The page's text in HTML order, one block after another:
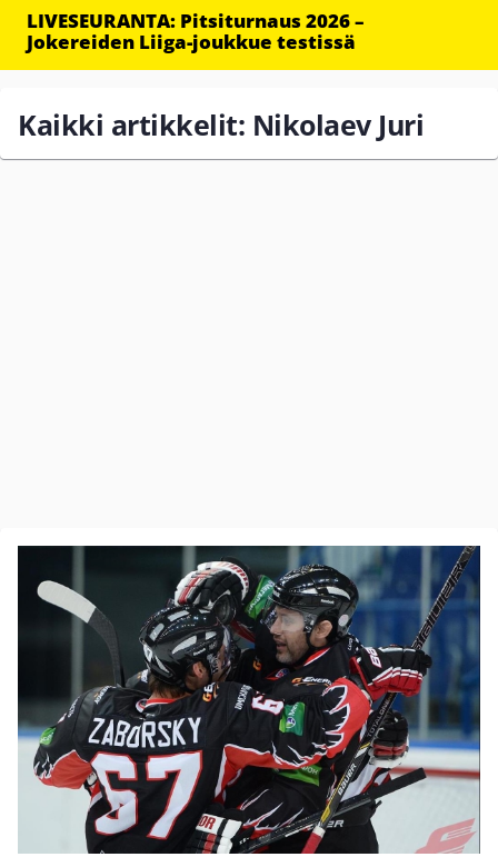
LIVESEURANTA: Pitsiturnaus 2026 –
Jokereiden Liiga-joukkue testissä
Kaikki artikkelit: Nikolaev Juri